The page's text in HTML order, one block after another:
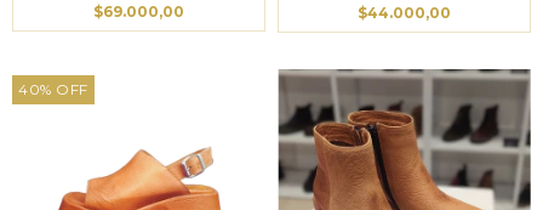
$69.000,00
$44.000,00
40% OFF